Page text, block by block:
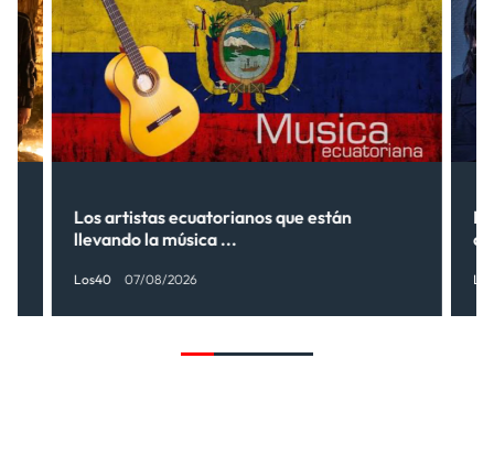
Los artistas ecuatorianos que están
llevando la música ...
Los40 07/08/2026